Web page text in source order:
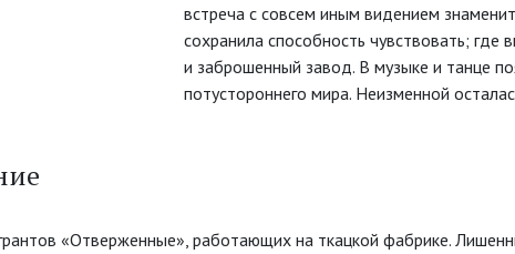
встреча с совсем иным видением
сохранила способность чувствовать;
и заброшенный завод. В музыке и танце
потустороннего мира. Неизменной
«Отверженные», работающих на ткацкой фабрике.